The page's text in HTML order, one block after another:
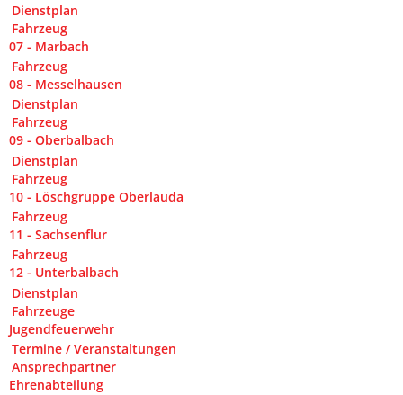
Dienstplan
Fahrzeug
07 - Marbach
Fahrzeug
08 - Messelhausen
Dienstplan
Fahrzeug
09 - Oberbalbach
Dienstplan
Fahrzeug
10 - Löschgruppe Oberlauda
Fahrzeug
11 - Sachsenflur
Fahrzeug
12 - Unterbalbach
Dienstplan
Fahrzeuge
Jugendfeuerwehr
Termine / Veranstaltungen
Ansprechpartner
Ehrenabteilung